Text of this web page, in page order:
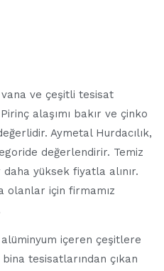
ve çeşitli tesisat
alaşımı bakır ve çinko
Aymetal Hurdacılık,
değerlendirir. Temiz
yüksek fiyatla alınır.
olanlar için firmamız
içeren çeşitlere
tesisatlarından çıkan